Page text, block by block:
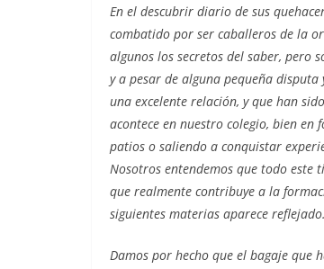
En el descubrir diario de sus
combatido por ser caballeros de la
algunos los secretos del saber, pero
y a pesar de alguna pequeña
una excelente relación, y que han
acontece en nuestro colegio, bien en
patios o saliendo a conquistar
Nosotros entendemos que todo este
que realmente contribuye a la
siguientes materias aparece reflejado.
Damos por hecho que el bagaje que